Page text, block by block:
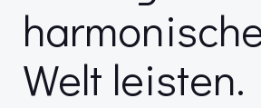
Welt leisten.